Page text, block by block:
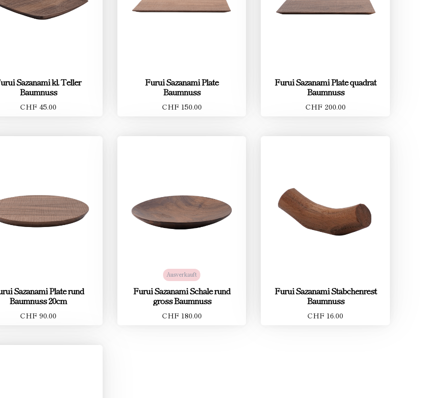
Sazanami kl. Teller
Baumnuss
CHF 45.00
Furui Sazanami Plate
Baumnuss
CHF 150.00
Furui Sazanami Plate quadrat
Baumnuss
CHF 200.00
Sazanami Plate rund
Baumnuss 20cm
CHF 90.00
Ausverkauft
Furui Sazanami Schale rund
gross Baumnuss
CHF 180.00
Furui Sazanami Stäbchenrest
Baumnuss
CHF 16.00